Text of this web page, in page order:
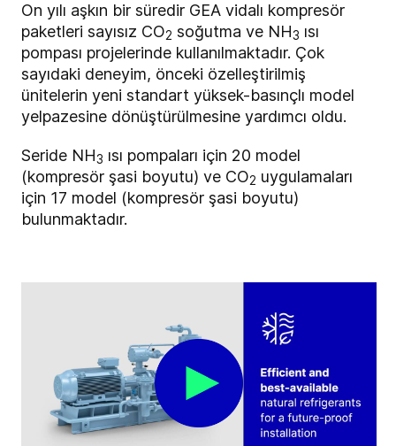
On yılı aşkın bir süredir GEA vidalı kompresör
paketleri sayısız CO2 soğutma ve NH3 ısı
pompası projelerinde kullanılmaktadır. Çok
sayıdaki deneyim, önceki özelleştirilmiş
ünitelerin yeni standart yüksek-basınçlı model
yelpazesine dönüştürülmesine yardımcı oldu.
Seride NH3 ısı pompaları için 20 model
(kompresör şasi boyutu) ve CO2 uygulamaları
için 17 model (kompresör şasi boyutu)
bulunmaktadır.